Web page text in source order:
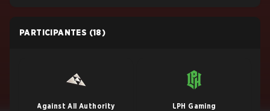
PARTICIPANTES (18)
Against All Authority LPH Gaming